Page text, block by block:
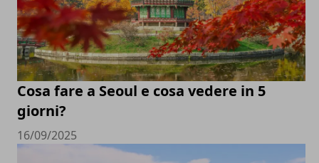
Cosa fare a Seoul e cosa vedere in 5
giorni?
16/09/2025